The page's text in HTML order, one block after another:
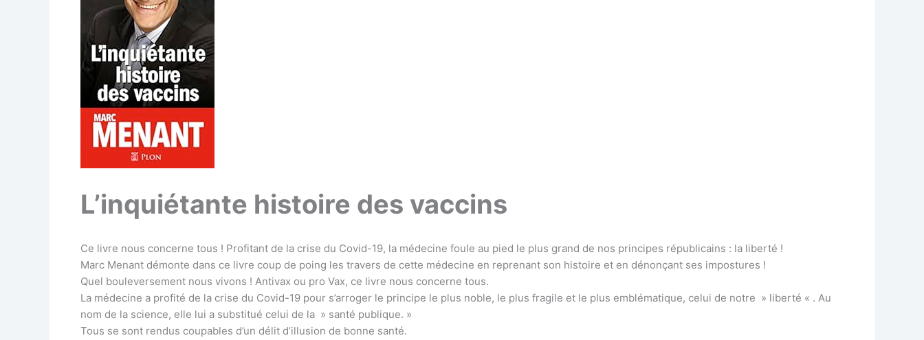
L’inquiétante histoire des vaccins
Ce livre nous concerne tous ! Profitant de la crise du Covid-19, la médecine foule au pied le plus grand de nos principes républicains : la liberté !
Marc Menant démonte dans ce livre coup de poing les travers de cette médecine en reprenant son histoire et en dénonçant ses impostures !
Quel bouleversement nous vivons ! Antivax ou pro Vax, ce livre nous concerne tous.
La médecine a profité de la crise du Covid-19 pour s’arroger le principe le plus noble, le plus fragile et le plus emblématique, celui de notre » liberté « . Au
nom de la science, elle lui a substitué celui de la » santé publique. »
Tous se sont rendus coupables d’un délit d’illusion de bonne santé.